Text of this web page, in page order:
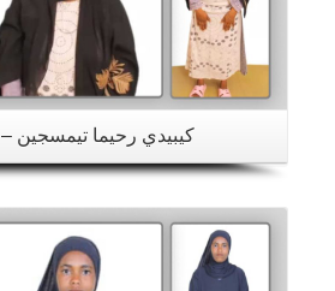
كيبيدي رحيما تيمسجين – E2303